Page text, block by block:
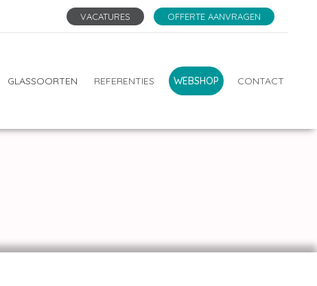
VACATURES OFFERTE AANVRAGEN
GLASSOORTEN REFERENTIES WEBSHOP CONTACT